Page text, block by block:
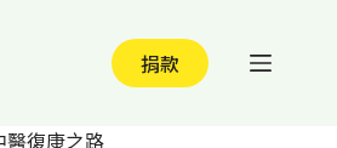
捐款
醫復康之路